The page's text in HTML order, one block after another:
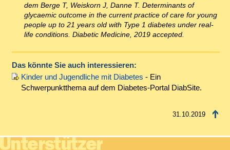
dem Berge T, Weiskorn J, Danne T. Determinants of
glycaemic outcome in the current practice of care for young
people up to 21 years old with Type 1 diabetes under real-
life conditions. Diabetic Medicine, 2019 accepted.
Das könnte Sie auch interessieren:
Kinder und Jugendliche mit Diabetes - Ein
Schwerpunktthema auf dem Diabetes-Portal DiabSite.
31.10.2019